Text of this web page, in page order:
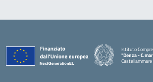
Istituto
"Denza -